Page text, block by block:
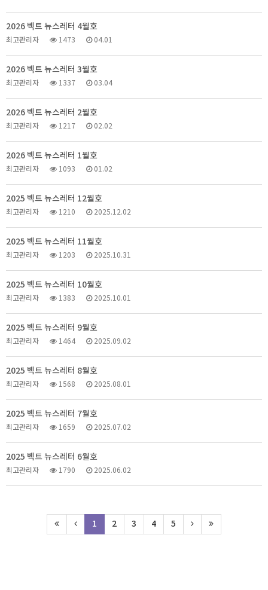
2026 벡트 뉴스레터 4월호
최고관리자 1473 04.01
2026 벡트 뉴스레터 3월호
최고관리자 1337 03.04
2026 벡트 뉴스레터 2월호
최고관리자 1217 02.02
2026 벡트 뉴스레터 1월호
최고관리자 1093 01.02
2025 벡트 뉴스레터 12월호
최고관리자 1210 2025.12.02
2025 벡트 뉴스레터 11월호
최고관리자 1203 2025.10.31
2025 벡트 뉴스레터 10월호
최고관리자 1383 2025.10.01
2025 벡트 뉴스레터 9월호
최고관리자 1464 2025.09.02
2025 벡트 뉴스레터 8월호
최고관리자 1568 2025.08.01
2025 벡트 뉴스레터 7월호
최고관리자 1659 2025.07.02
2025 벡트 뉴스레터 6월호
최고관리자 1790 2025.06.02
1 2 3 4 5